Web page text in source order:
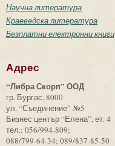
Научна литература
Краеведска литература
Безплатни електронни книги
Адрес
“Либра Скорп” ООД
гр. Бургас, 8000
ул. “Съединение” №5
Бизнес център “Елена”, ет. 4
тел.: 056/994-809;
088/799-64-34; 089/837-85-50